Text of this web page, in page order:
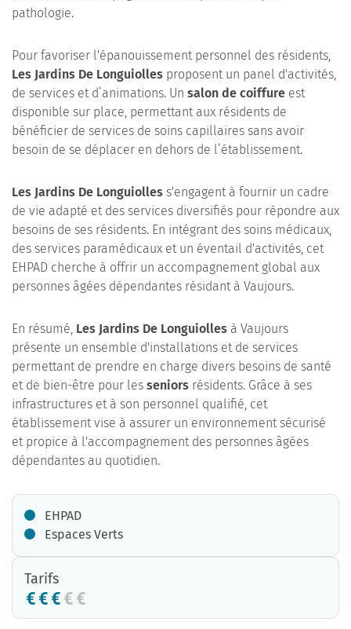
pathologie.
Pour favoriser l'épanouissement personnel des résidents,
Les Jardins De Longuiolles proposent un panel d'activités,
de services et d’animations. Un salon de coiffure est
disponible sur place, permettant aux résidents de
bénéficier de services de soins capillaires sans avoir
besoin de se déplacer en dehors de l’établissement.
Les Jardins De Longuiolles s'engagent à fournir un cadre
de vie adapté et des services diversifiés pour répondre aux
besoins de ses résidents. En intégrant des soins médicaux,
des services paramédicaux et un éventail d'activités, cet
EHPAD cherche à offrir un accompagnement global aux
personnes âgées dépendantes résidant à Vaujours.
En résumé, Les Jardins De Longuiolles à Vaujours
présente un ensemble d'installations et de services
permettant de prendre en charge divers besoins de santé
et de bien-être pour les seniors résidents. Grâce à ses
infrastructures et à son personnel qualifié, cet
établissement vise à assurer un environnement sécurisé
et propice à l'accompagnement des personnes âgées
dépendantes au quotidien.
EHPAD
Espaces Verts
Tarifs